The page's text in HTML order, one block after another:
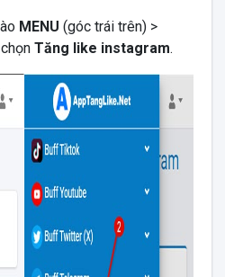
MENU (góc trái trên) >
Tăng like instagram.